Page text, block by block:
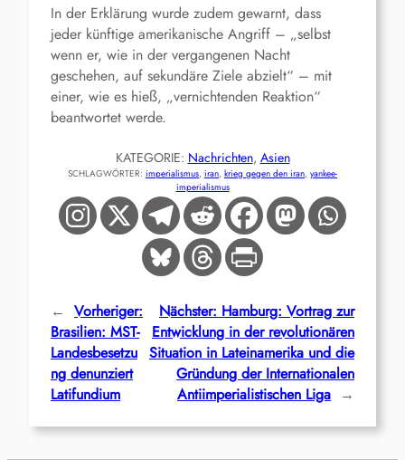
In der Erklärung wurde zudem gewarnt, dass
jeder künftige amerikanische Angriff – „selbst
wenn er, wie in der vergangenen Nacht
geschehen, auf sekundäre Ziele abzielt“ – mit
einer, wie es hieß, „vernichtenden Reaktion“
beantwortet werde.
KATEGORIE: Nachrichten, Asien
SCHLAGWÖRTER: imperialismus, iran, krieg gegen den iran, yankee-
imperialismus
← Vorheriger:
Brasilien: MST-
Landesbesetzu
ng denunziert
Latifundium
Nächster: Hamburg: Vortrag zur
Entwicklung in der revolutionären
Situation in Lateinamerika und die
Gründung der Internationalen
Antiimperialistischen Liga →